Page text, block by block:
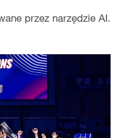
przez narzędzie AI.